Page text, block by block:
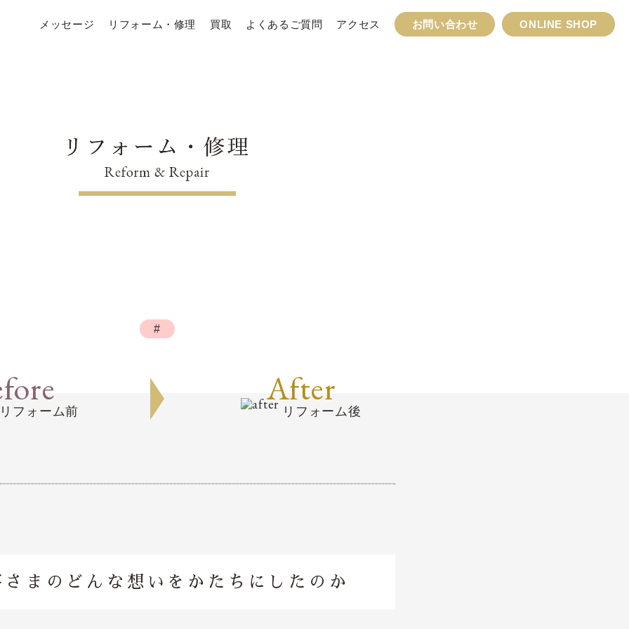
メッセージ リフォーム・修理 買取 よくあるご質問 アクセス お問い合わせ ONLINE SHOP
#
リフォーム前
After
リフォーム後
さまのどんな想いを かたちにしたのか